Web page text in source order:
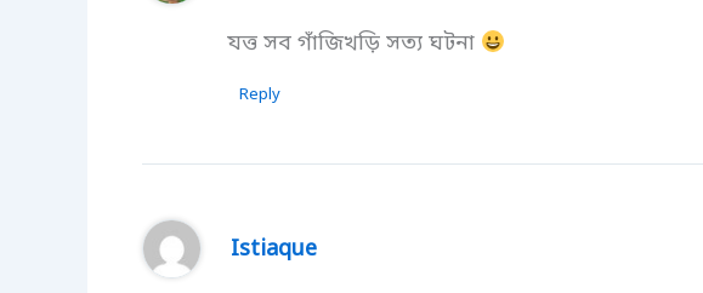
যত্ত সব গাঁজিখড়ি সত্য ঘটনা
Reply
Istiaque